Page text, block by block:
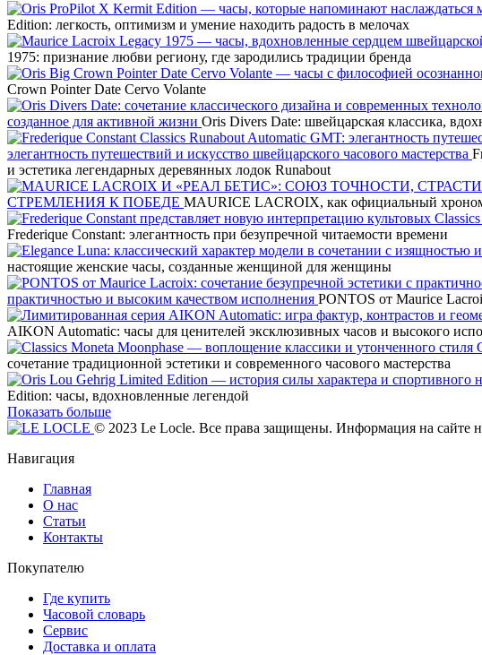
Edition: легкость, оптимизм и умение находить радость в мелочах
1975: признание любви региону, где зародились традиции бренда
Crown Pointer Date Cervo Volante
созданное для активной жизни Oris Divers Date: швейцарская классика,
элегантность путешествий и искусство швейцарского часового мастерства
и эстетика легендарных деревянных лодок Runabout
СТРЕМЛЕНИЯ К ПОБЕДЕ MAURICE LACROIX, как официальный
Frederique Constant: элегантность при безупречной читаемости времени
настоящие женские часы, созданные женщиной для женщины
практичностью и высоким качеством исполнения PONTOS от Maurice
AIKON Automatic: часы для ценителей эксклюзивных часов и высокого
сочетание традиционной эстетики и современного часового мастерства
Edition: часы, вдохновленные легендой
Показать больше
© 2023 Le Locle. Все права защищены. Информация на сайте
Навигация
Главная
О нас
Статьи
Контакты
Покупателю
Где купить
Часовой словарь
Сервис
Доставка и оплата